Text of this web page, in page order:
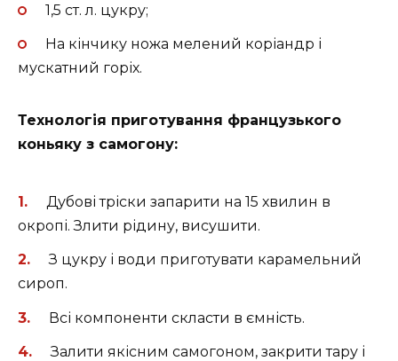
1,5 ст. л. цукру;
На кінчику ножа мелений коріандр і
мускатний горіх.
Технологія приготування французького
коньяку з самогону:
Дубові тріски запарити на 15 хвилин в
окропі. Злити рідину, висушити.
З цукру і води приготувати карамельний
сироп.
Всі компоненти скласти в ємність.
Залити якісним самогоном, закрити тару і